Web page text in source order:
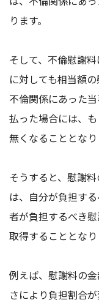
ります。
そして、不倫慰謝
に対しても相当額
不倫関係にあった
払った場合には、
無くなることとなり
そうすると、慰謝
は、自分が負担す
者が負担するべき
取得することとなり
例えば、慰謝料の
さにより負担割合